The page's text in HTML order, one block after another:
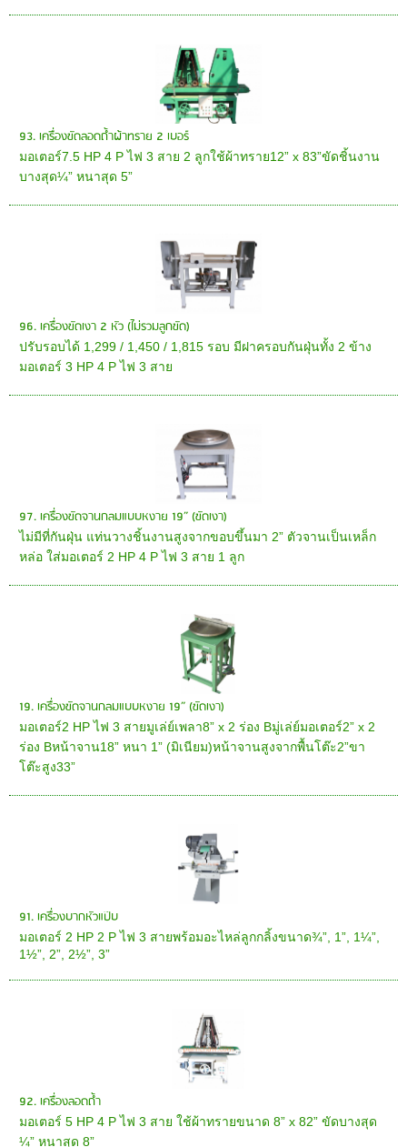
93. เครื่องขัดลอดถ้ำผ้าทราย 2 เบอร์
มอเตอร์7.5 HP 4 P ไฟ 3 สาย 2 ลูกใช้ผ้าทราย12” x 83”ขัดชิ้นงาน
บางสุด¼” หนาสุด 5”
96. เครื่องขัดเงา 2 หัว (ไม่รวมลูกขัด)
ปรับรอบได้ 1,299 / 1,450 / 1,815 รอบ มีฝาครอบกันฝุ่นทั้ง 2 ข้าง
มอเตอร์ 3 HP 4 P ไฟ 3 สาย
97. เครื่องขัดจานกลมแบบหงาย 19” (ขัดเงา)
ไม่มีที่กันฝุ่น แท่นวางชิ้นงานสูงจากขอบขึ้นมา 2” ตัวจานเป็นเหล็ก
หล่อ ใส่มอเตอร์ 2 HP 4 P ไฟ 3 สาย 1 ลูก
19. เครื่องขัดจานกลมแบบหงาย 19” (ขัดเงา)
มอเตอร์2 HP ไฟ 3 สายมูเล่ย์เพลา8” x 2 ร่อง Bมู่เล่ย์มอเตอร์2” x 2
ร่อง Bหน้าจาน18” หนา 1” (มิเนียม)หน้าจานสูงจากพื้นโต๊ะ2”ขา
โต๊ะสูง33”
91. เครื่องบากหัวแป๊บ
มอเตอร์ 2 HP 2 P ไฟ 3 สายพร้อมอะไหล่ลูกกลิ้งขนาด¾”, 1”, 1¼”,
1½”, 2”, 2½”, 3”
92. เครื่องลอดถ้ำ
มอเตอร์ 5 HP 4 P ไฟ 3 สาย ใช้ผ้าทรายขนาด 8” x 82” ขัดบางสุด
¼” หนาสุด 8”